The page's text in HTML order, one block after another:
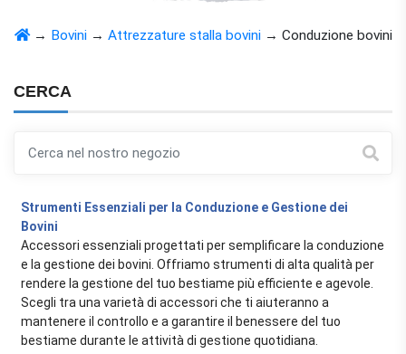
→ Bovini → Attrezzature stalla bovini → Conduzione bovini
CERCA
Strumenti Essenziali per la Conduzione e Gestione dei
Bovini
Accessori essenziali progettati per semplificare la conduzione
e la gestione dei bovini. Offriamo strumenti di alta qualità per
rendere la gestione del tuo bestiame più efficiente e agevole.
Scegli tra una varietà di accessori che ti aiuteranno a
mantenere il controllo e a garantire il benessere del tuo
bestiame durante le attività di gestione quotidiana.